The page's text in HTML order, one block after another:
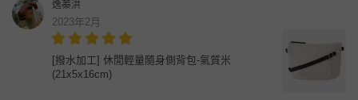
逸蓁洪
2023年2月
[撥水加工] 休閒輕量隨身側背包-氣質米
(21x5x16cm)